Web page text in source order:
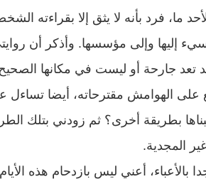
ما، فرد بأنه لا يثق إلا بقراءته
إليها وإلى مؤسسها. وأذكر أن
تعد جارحة أو ليست في مكانها
على الهوامش مقترحاته، أيضا تساءل
بطريقة أخرى؟ ثم زودني بتلك
المجدية.
بالأعباء، أعني ليس بازدحام هذه